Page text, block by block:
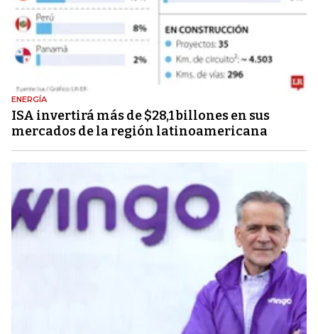
ENERGÍA
ISA invertirá más de $28,1 billones en sus
mercados de la región latinoamericana